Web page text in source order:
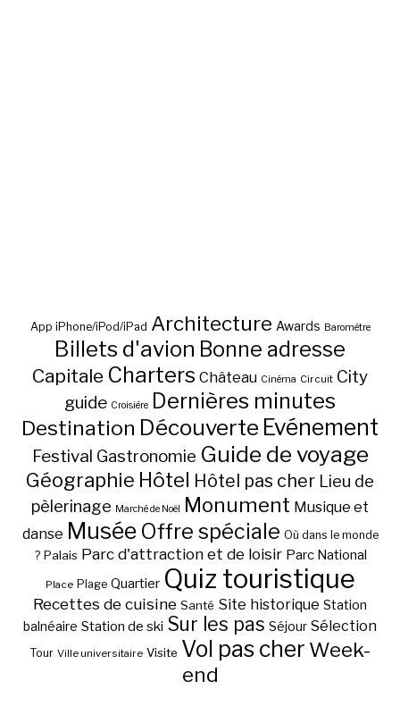
App iPhone/iPod/iPad Architecture Awards Baromètre
Billets d'avion Bonne adresse
Capitale Charters Château Cinéma Circuit City
guide Croisière Dernières minutes
Destination Découverte Evénement
Festival Gastronomie Guide de voyage
Géographie Hôtel Hôtel pas cher Lieu de
pèlerinage Marché de Noël Monument Musique et
danse Musée Offre spéciale Où dans le monde
? Palais Parc d'attraction et de loisir Parc National
Place Plage Quartier Quiz touristique
Recettes de cuisine Santé Site historique Station
balnéaire Station de ski Sur les pas Séjour Sélection
Tour Ville universitaire Visite Vol pas cher Week-
end